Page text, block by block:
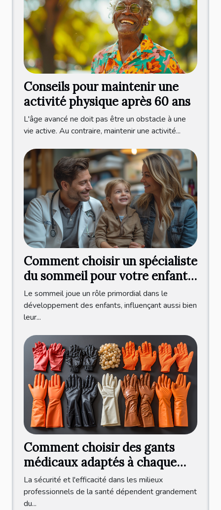
Conseils pour maintenir une
activité physique après 60 ans
L'âge avancé ne doit pas être un obstacle à une
vie active. Au contraire, maintenir une activité...
Comment choisir un spécialiste
du sommeil pour votre enfant :
critères et bénéfices d'une
consultation professionnelle
Le sommeil joue un rôle primordial dans le
développement des enfants, influençant aussi bien
leur...
Comment choisir des gants
médicaux adaptés à chaque
pratique professionnelle ?
La sécurité et l'efficacité dans les milieux
professionnels de la santé dépendent grandement
du...